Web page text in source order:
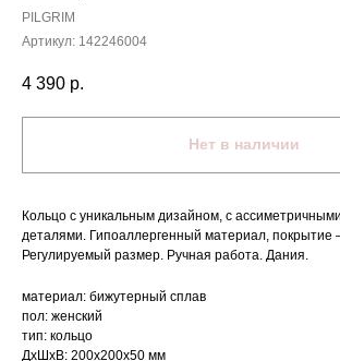
PILGRIM
Артикул: 142246004
4 390 р.
Нет в наличии
Кольцо с уникальным дизайном, с
деталями. Гипоаллергенный материал, покрытие
Регулируемый размер. Ручная работа. Дания.
материал: бижутерный сплав
пол: женский
тип: кольцо
ДxШxВ: 200x200x50 мм